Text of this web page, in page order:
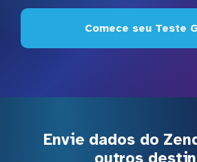
Comece seu Teste
Envie dados do
outros